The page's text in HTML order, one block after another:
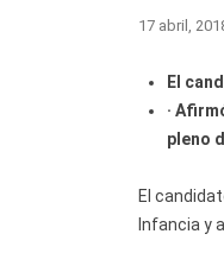
17 abril,
El
·
pleno
El
Infancia y